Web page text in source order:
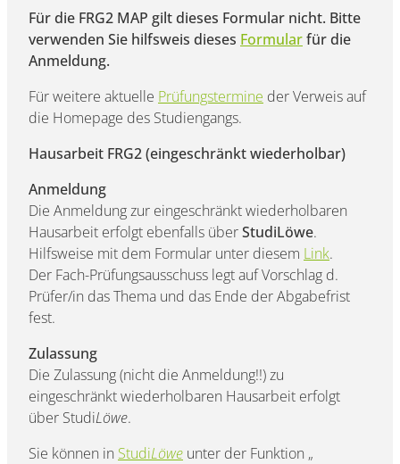
Für die FRG2 MAP gilt dieses Formular nicht. Bitte
verwenden Sie hilfsweis dieses Formularfür die
Anmeldung.
Für weitere aktuelle Prüfungstermine der Verweis auf
die Homepage des Studiengangs.
Hausarbeit FRG2 (eingeschränkt wiederholbar)
Anmeldung
Die Anmeldung zur eingeschränkt wiederholbaren
Hausarbeit erfolgt ebenfalls überStudiLöwe.
Hilfsweise mit dem Formular unter diesem Link.
Der Fach-Prüfungsausschuss legt auf Vorschlag d.
Prüfer/in das Thema und das Ende der Abgabefrist
fest.
Zulassung
Die Zulassung (nicht die Anmeldung!!) zu
eingeschränkt wiederholbaren Hausarbeit erfolgt
über StudiLöwe.
Sie können in StudiLöwe unter der Funktion „